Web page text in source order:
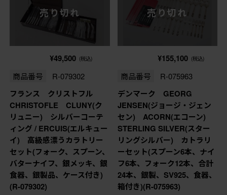
売り切れ
¥49,500 (税込)
商品番号 R-079302
フランス クリストフル
CHRISTOFLE CLUNY(ク
リュニー) シルバーコーテ
ィング / ERCUIS(エルキュー
イ) 高級感漂うカラトリー
セット(フォーク、スプーン、
バターナイフ、銀メッキ、銀
食器、銀製品、ケース付き)
(R-079302)
売り切れ
¥155,100 (税込)
商品番号 R-075963
デンマーク GEORG
JENSEN(ジョージ・ジェン
セン) ACORN(エコーン)
STERLING SILVER(スター
リングシルバー) カトラリ
ーセット(スプーン6本、ナイ
フ6本、フォーク12本、合計
24本、銀製、SV925、食器、
箱付き)(R-075963)